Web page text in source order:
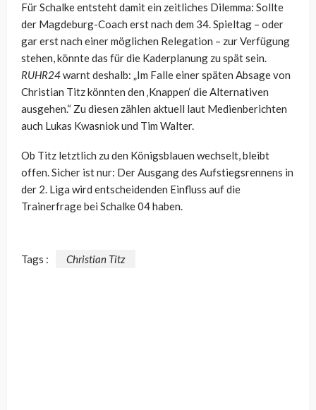
Für Schalke entsteht damit ein zeitliches Dilemma: Sollte
der Magdeburg-Coach erst nach dem 34. Spieltag – oder
gar erst nach einer möglichen Relegation – zur Verfügung
stehen, könnte das für die Kaderplanung zu spät sein.
RUHR24warnt deshalb: „Im Falle einer späten Absage von
Christian Titz könnten den ‚Knappen‘ die Alternativen
ausgehen.“ Zu diesen zählen aktuell laut Medienberichten
auch Lukas Kwasniok und Tim Walter.
Ob Titz letztlich zu den Königsblauen wechselt, bleibt
offen. Sicher ist nur: Der Ausgang des Aufstiegsrennens in
der 2. Liga wird entscheidenden Einfluss auf die
Trainerfrage bei Schalke 04 haben.
Tags : Christian Titz